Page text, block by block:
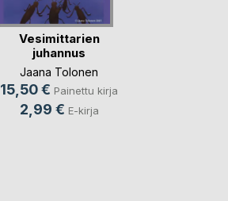
Vesimittarien
juhannus
Jaana Tolonen
15,50 € Painettu kirja
2,99 € E-kirja